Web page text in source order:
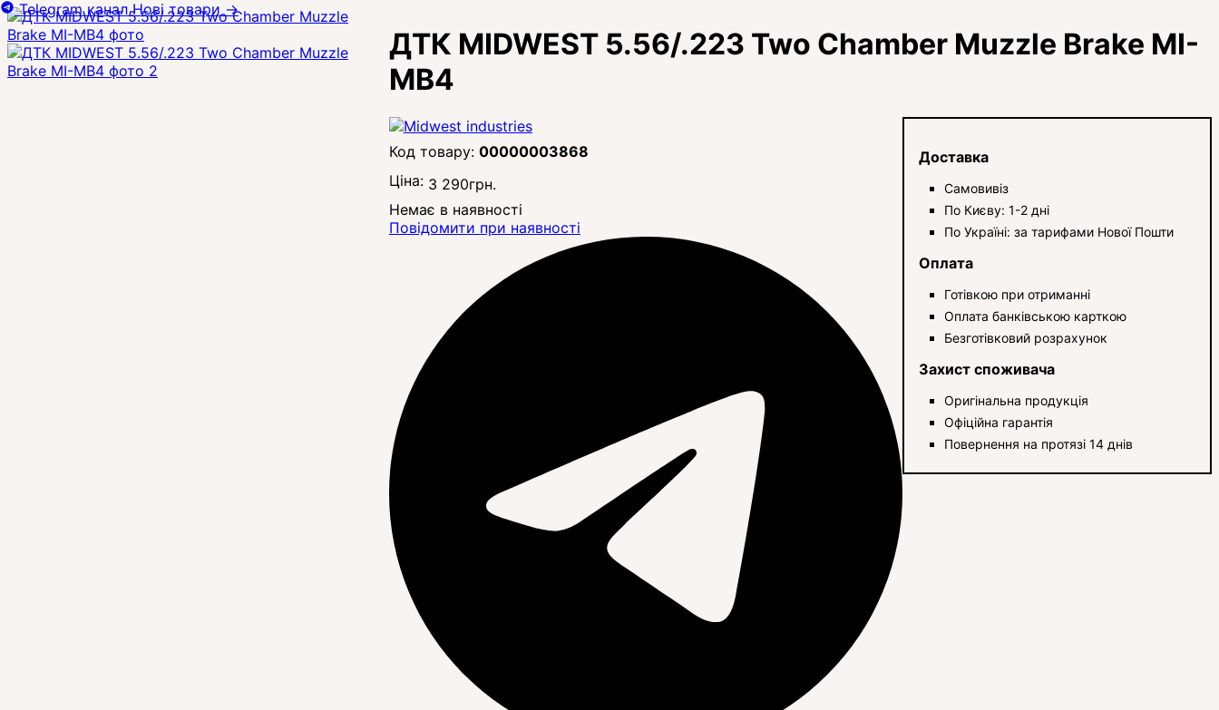
ДТК MIDWEST 5.56/.223 Two Chamber Muzzle Brake MI-
MB4
00000003868
Ціна: 3 290грн.
Немає в наявності
Повідомити при наявності
Доставка
Самовивіз
По Києву: 1-2 дні
По Україні: за тарифами Нової Пошти
Оплата
Готівкою при отриманні
Оплата банківською карткою
Безготівковий розрахунок
Захист споживача
Оригінальна продукція
Офіційна гарантія
Повернення на протязі 14 днів
Telegram канал Нові товари→